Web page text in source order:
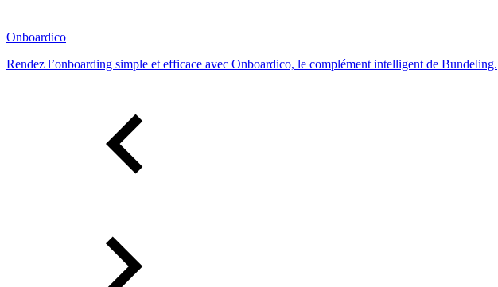
Onboardico
Rendez l’onboarding simple et efficace avec Onboardico, le complément intelligent de Bundeling.